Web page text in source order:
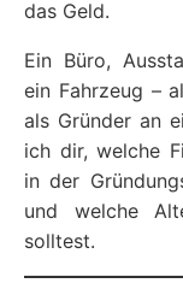
das Geld.
Ein Büro,
ein Fahrzeug –
als Gründer an
ich dir, welche
in der
und welche
solltest.